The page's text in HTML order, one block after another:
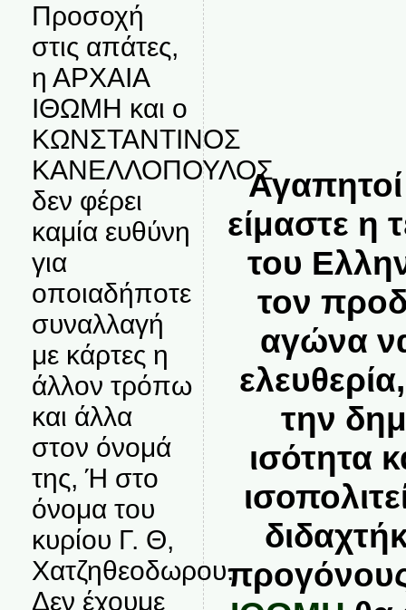
Προσοχή
στις απάτες,
η ΑΡΧΑΙΑ
ΙΘΩΜΗ και ο
ΚΩΝΣΤΑΝΤΙΝΟΣ
ΚΑΝΕΛΛΟΠΟΥΛΟΣ
δεν φέρει
καμία ευθύνη
για
οποιαδήποτε
συναλλαγή
με κάρτες η
άλλον τρόπω
και άλλα
στον όνομά
της, Ή στο
όνομα του
κυρίου Γ. Θ,
Χατζηθεοδωρου.
Δεν έχουμε
είμαστε η
του
τον
αγώνα
την
ισότητα